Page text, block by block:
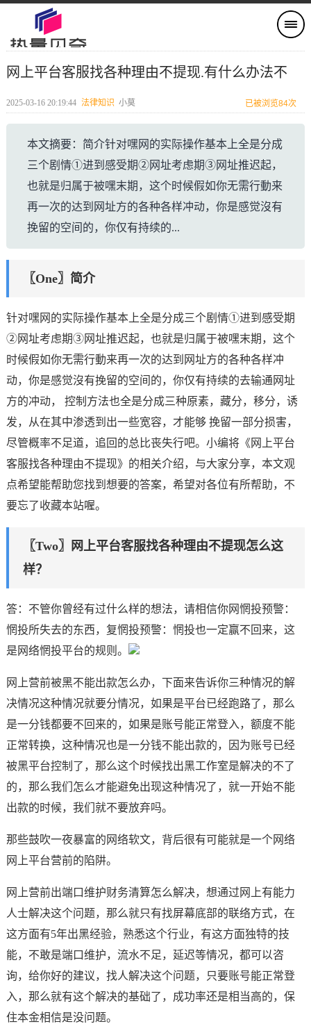
网上平台客服找各种理由不提现.有什么办法不
2025-03-16 20:19:44 法律知识 小莫 已被浏览84次
本文摘要：简介针对嘿网的实际操作基本上全是分成
三个剧情①进到感受期②网址考虑期③网址推迟起，
也就是归属于被嘿末期，这个时候假如你无需行動来
再一次的达到网址方的各种各样冲动，你是感觉沒有
挽留的空间的，你仅有持续的...
〖One〗简介
针对嘿网的实际操作基本上全是分成三个剧情①进到感受期
②网址考虑期③网址推迟起，也就是归属于被嘿末期，这个
时候假如你无需行動来再一次的达到网址方的各种各样冲
动，你是感觉沒有挽留的空间的，你仅有持续的去输通网址
方的冲动， 控制方法也全是分成三种原素，藏分，移分，诱
发，从在其中渗透到出一些宽容，才能够 挽留一部分损害，
尽管概率不足道，追回的总比丧失行吧。小编将《网上平台
客服找各种理由不提现》的相关介绍，与大家分享，本文观
点希望能帮助您找到想要的答案，希望对各位有所帮助，不
要忘了收藏本站喔。
〖Two〗网上平台客服找各种理由不提现怎么这
样？
答：不管你曾经有过什么样的想法，请相信你网惘投预警：
惘投所失去的东西，复惘投预警：惘投也一定赢不回来，这
是网络惘投平台的规则。
网上营前被黑不能出款怎么办，下面来告诉你三种情况的解
决情况这种情况就要分情况，如果是平台已经跑路了，那么
是一分钱都要不回来的，如果是账号能正常登入，额度不能
正常转换，这种情况也是一分钱不能出款的，因为账号已经
被黑平台控制了，那么这个时候找出黑工作室是解决的不了
的，那么我们怎么才能避免出现这种情况了，就一开始不能
出款的时候，我们就不要放弃吗。
那些鼓吹一夜暴富的网络软文，背后很有可能就是一个网络
网上平台营前的陷阱。
网上营前出端口维护财务清算怎么解决，想通过网上有能力
人士解决这个问题，那么就只有找屏幕底部的联络方式，在
这方面有5年出黑经验，熟悉这个行业，有这方面独特的技
能，不敢是端口维护，流水不足，延迟等情况，都可以咨
询，给你好的建议，找人解决这个问题，只要账号能正常登
入，那么就有这个解决的基础了，成功率还是相当高的，保
住本金相信是没问题。